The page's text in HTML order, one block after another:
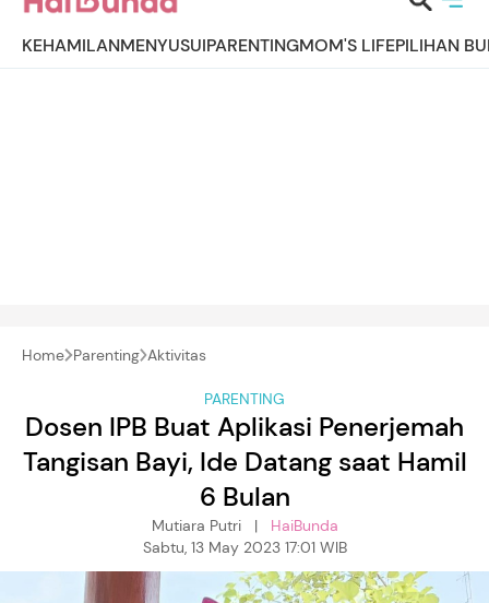
KEHAMILANMENYUSUIPARENTINGMOM'S LIFEPILIHAN
Home Parenting Aktivitas
PARENTING
Dosen IPB Buat Aplikasi Penerjemah
Tangisan Bayi, Ide Datang saat Hamil
6 Bulan
Mutiara Putri | HaiBunda
Sabtu, 13 May 2023 17:01 WIB